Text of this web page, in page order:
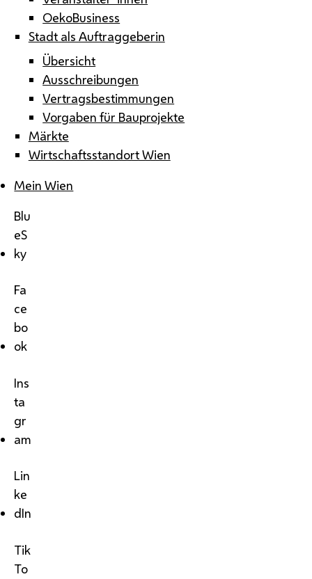
OekoBusiness
Stadt als Auftraggeberin
Übersicht
Ausschreibungen
Vertragsbestimmungen
Vorgaben für Bauprojekte
Märkte
Wirtschaftsstandort Wien
Mein Wien
Blu
eS
ky
Fa
ce
bo
ok
Ins
ta
gr
am
Lin
ke
dIn
Tik
To